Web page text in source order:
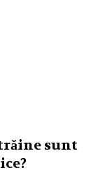
sunt